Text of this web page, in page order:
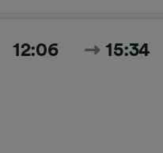
12:06 15:34